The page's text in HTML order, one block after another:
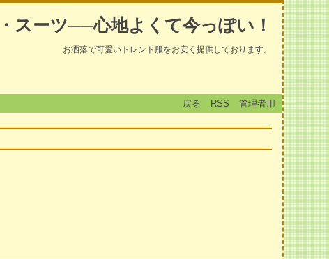
スーツ──心地よくて今っぽい！
お洒落で可愛いトレンド服をお安く提供しております。
戻る RSS 管理者用